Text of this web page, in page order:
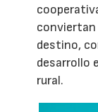
conviertan
destino,
desarrollo
rural.